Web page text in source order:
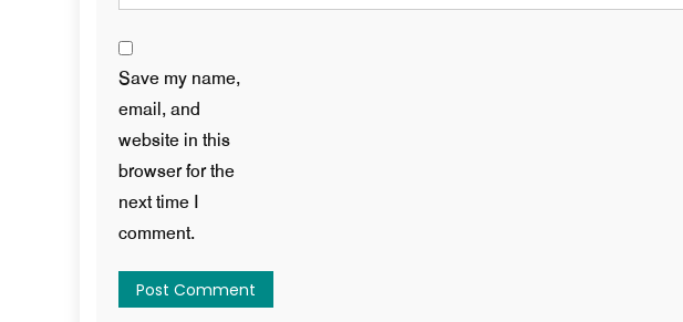
Save my name,
email, and
website in this
browser for the
next time I
comment.